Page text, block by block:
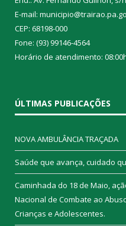
E-mail:
CEP: 68198-000
Fone: (93) 99146-4564
Horário de atendimento:
ÚLTIMAS PUBLICAÇÕES
NOVA AMBULÂNCIA TRAÇADA
Saúde que avança, cuidado
Caminhada do 18 de Maio,
Nacional de Combate ao
Crianças e Adolescentes.